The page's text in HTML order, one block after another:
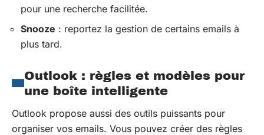
pour une recherche facilitée.
Snooze : reportez la gestion de certains emails à
plus tard.
Outlook : règles et modèles pour
une boîte intelligente
Outlook propose aussi des outils puissants pour
organiser vos emails. Vous pouvez créer des règles